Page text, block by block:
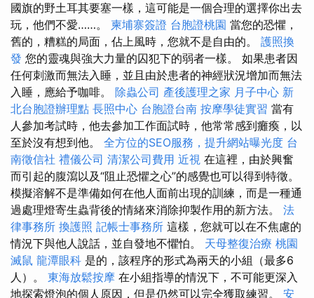
國旗的野土耳其要塞一樣，這可能是一個合理的選擇你出去
玩，他們不愛……。 柬埔寨簽證 台胞證桃園 當您的恐懼，
舊的，糟糕的局面，佔上風時，您就不是自由的。 護照換
發 您的靈魂與強大力量的囚犯下的弱者一樣。 如果患者因
任何刺激而無法入睡，並且由於患者的神經狀況增加而無法
入睡，應給予咖啡。 除蟲公司 產後護理之家 月子中心 新
北台胞證辦理點 長照中心 台胞證台南 按摩學徒實習 當有
人參加考試時，他去參加工作面試時，他常常感到癱瘓，以
至於沒有想到他。 全方位的SEO服務，提升網站曝光度 台
南徵信社 禮儀公司 清潔公司費用 近視 在這裡，由於興奮
而引起的腹瀉以及“阻止恐懼之心”的感覺也可以得到特徵。
模擬溶解不是準備如何在他人面前出現的訓練，而是一種通
過處理燈寄生蟲背後的情緒來消除抑製作用的新方法。 法
律事務所 換護照 記帳士事務所 這樣，您就可以在不焦慮的
情況下與他人說話，並自發地不懼怕。 天母整復治療 桃園
滅鼠 龍潭眼科 是的，該程序的形式為兩天的小組（最多6
人）。 東海放鬆按摩 在小組指導的情況下，不可能更深入
地探索燈泡的個人原因，但是仍然可以完全獲取練習。 安